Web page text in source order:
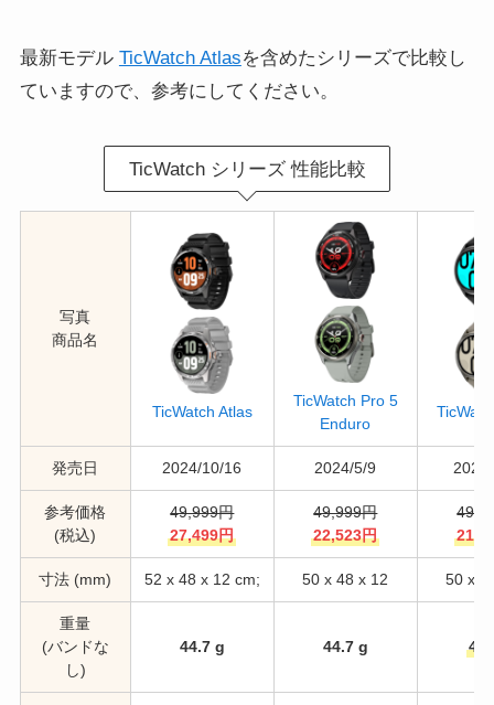
最新モデル TicWatch Atlasを含めたシリーズで比較し
ていますので、参考にしてください。
TicWatch シリーズ 性能比較
写真
商品名
TicWatch Atlas
TicWatch Pro 5
Enduro
発売日 2024/10/16 2024/5/9
参考価格
(税込)
49,999円
27,499円
49,999円
22,523円
寸法 (mm) ‎52 x 48 x 12 cm; 50 x 48 x 12 50 x
重量
(バンドな
し)
44.7 g 44.7 g